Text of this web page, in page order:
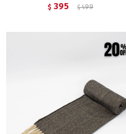
$ 395 $ 499